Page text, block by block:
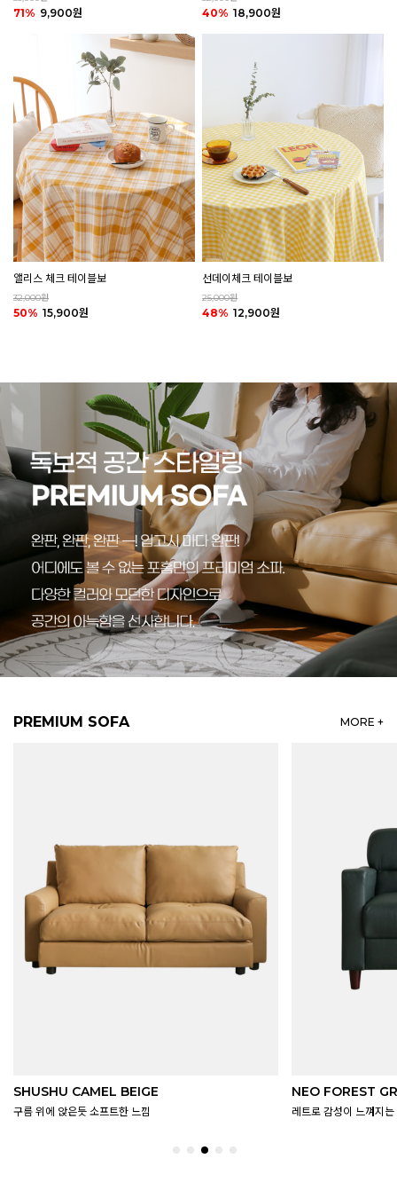
71% 9,900원 40% 18,900원
앨리스 체크 테이블보
32,000원
50% 15,900원
선데이체크 테이블보
25,000원
48% 12,900원
PREMIUM SOFA MORE +
NEO FOREST GREEN
레트로 감성이 느껴지는 딥컬러
FLAT SAND
모던함의 정석, 베이직